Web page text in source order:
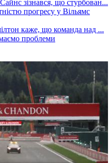
прогресу у Вільямс
проблеми